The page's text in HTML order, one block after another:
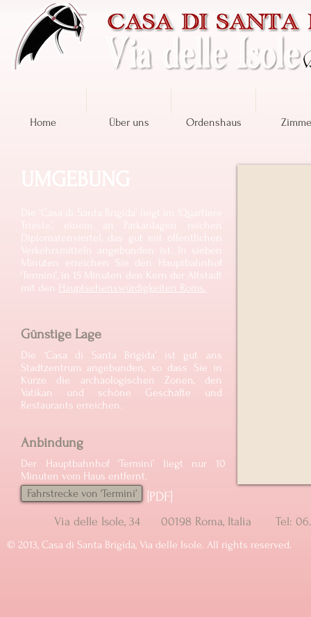
Home Über uns Ordenshaus
Trieste’, einem an Parkanlagen reichen
Diplomatenviertel, das gut mit öffentlichen
Verkehrsmitteln angebunden ist. In sieben
Minuten erreichen Sie den Hauptbahnhof
‘Termini’, in 15 Minuten den Kern der Altstadt
mit den Hauptsehenswürdigkeiten Roms.
Günstige Lage
Die ‘Casa di Santa Brigida’ ist gut ans
Stadtzentrum angebunden, so dass Sie in
Kürze die archäologischen Zonen, den
Vatikan und schöne Geschäfte und
Restaurants erreichen.
Anbindung
Der Hauptbahnhof ‘Termini’ liegt nur 10
Minuten vom Haus entfernt.
Fahrstrecke von ‘Termini’
[PDF]
Via delle Isole, 34 00198 Roma, Italia Tel:
© ​2013, Casa di Santa Brigida, Via delle Isole. All rights reserved.